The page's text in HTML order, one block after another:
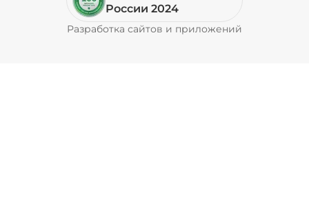
России 2024
Разработка сайтов и приложений
Pyrobyte